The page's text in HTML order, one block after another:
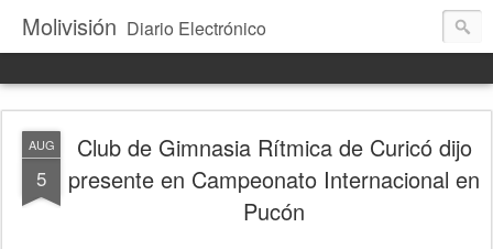
Molivisión Diario Electrónico
AUG
5
Club de Gimnasia Rítmica de Curicó dijo
presente en Campeonato Internacional en
Pucón